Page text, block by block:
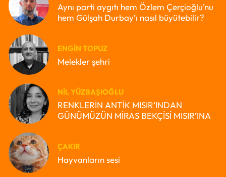
Aynı parti aygıtı hem Özlem Çerçioğlu’nu
hem Gülşah Durbay’ı nasıl büyütebilir?
ENGIN TOPUZ
Melekler şehri
NIL YÜZBAŞIOĞLU
RENKLERİN ANTİK MISIR’INDAN
GÜNÜMÜZÜN MİRAS BEKÇİSİ MISIR’INA
ÇAKIR
Hayvanların sesi